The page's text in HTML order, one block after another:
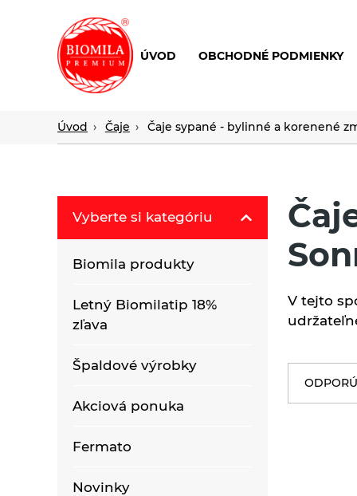
výroba
nielen
ÚVOD OBCHODNÉ PODMIENKY
Úvod Čaje Čaje sypané - bylinné a korenené
V tejto
Vyberte si kategóriu
Biomila produkty
Letný Biomilatip 18%
zľava
Špaldové výrobky
Akciová ponuka
Fermato
Novinky